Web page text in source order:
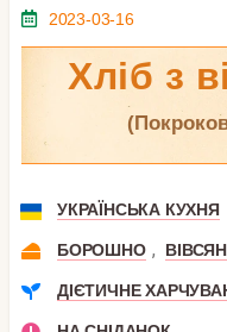
2023-03-16
Хліб з
УКРАЇНСЬКА КУХНЯ
БОРОШНО ,
ДІЄТИЧНЕ